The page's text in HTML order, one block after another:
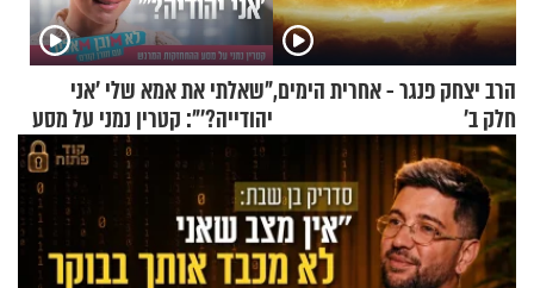
הרב יצחק פנגר - אחרית הימים,
חלק ב’
"שאלתי את אמא שלי 'אני
יהודייה?'": קטרין נמני על מסע
ההתחזקות המרגש